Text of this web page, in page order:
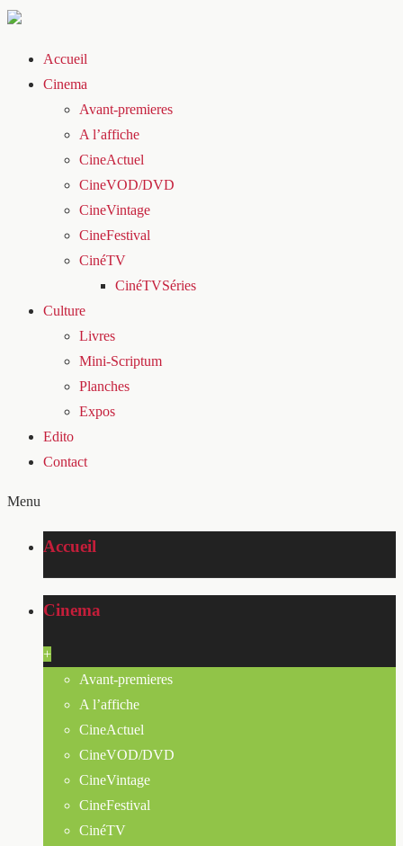
Accueil
Cinema
Avant-premieres
A l’affiche
CineActuel
CineVOD/DVD
CineVintage
CineFestival
CinéTV
CinéTVSéries
Culture
Livres
Mini-Scriptum
Planches
Expos
Edito
Contact
Menu
Accueil
Cinema
+
Avant-premieres
A l’affiche
CineActuel
CineVOD/DVD
CineVintage
CineFestival
CinéTV